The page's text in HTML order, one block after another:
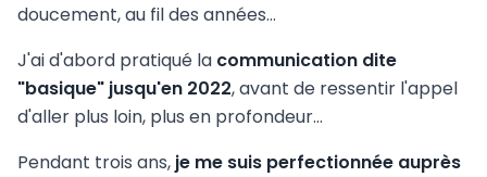
doucement, au fil des années...
J'ai d'abord pratiqué la communication dite
"basique" jusqu'en 2022, avant de ressentir l'appel
d'aller plus loin, plus en profondeur...
Pendant trois ans, je me suis perfectionnée auprès